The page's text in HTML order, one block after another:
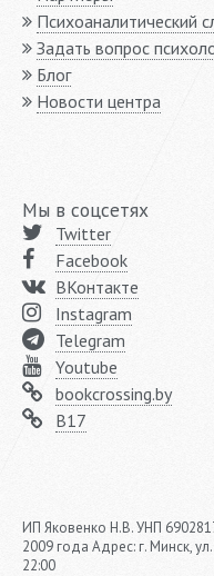
Психоаналитический
Задать вопрос
Блог
Новости центра
Мы в соцсетях
Twitter
Facebook
ВКонтакте
Instagram
Telegram
Youtube
bookcrossing.by
B17
ИП Яковенко Н.В. УНП
2009 года Адрес: г. Минск,
22:00